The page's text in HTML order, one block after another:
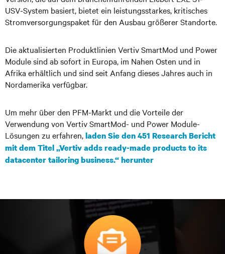
USV-System basiert, bietet ein leistungsstarkes, kritisches
Stromversorgungspaket für den Ausbau größerer Standorte.
Die aktualisierten Produktlinien Vertiv SmartMod und Power
Module sind ab sofort in Europa, im Nahen Osten und in
Afrika erhältlich und sind seit Anfang dieses Jahres auch in
Nordamerika verfügbar.
Um mehr über den PFM-Markt und die Vorteile der
Verwendung von Vertiv SmartMod- und Power Module-
Lösungen zu erfahren,laden Sie den 451 Research Bericht
mit dem Titel „Vertiv adds ready-made products to its
datacenter tailoring business.“ herunter